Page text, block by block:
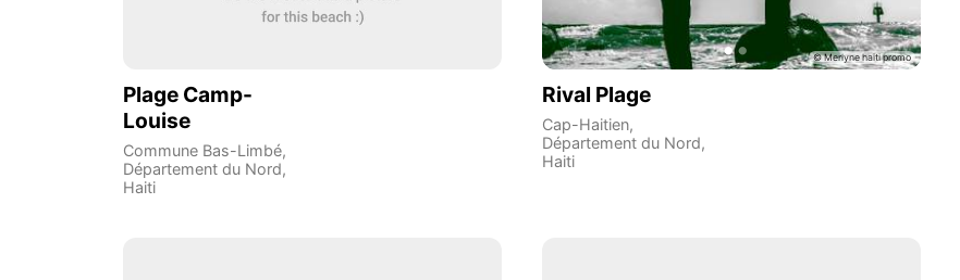
Plage Camp-
Louise
Commune Bas-Limbé,
Département du Nord,
Haiti
Rival Plage
Cap-Haitien,
Département du Nord,
Haiti